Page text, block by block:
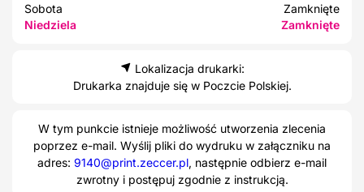
Sobota
Zamknięte
Niedziela
Zamknięte
Lokalizacja drukarki:
Drukarka znajduje się w Poczcie Polskiej.
W tym punkcie istnieje możliwość utworzenia zlecenia
poprzez e-mail. Wyślij pliki do wydruku w załączniku na
adres: 9140@print.zeccer.pl, następnie odbierz e-mail
zwrotny i postępuj zgodnie z instrukcją.